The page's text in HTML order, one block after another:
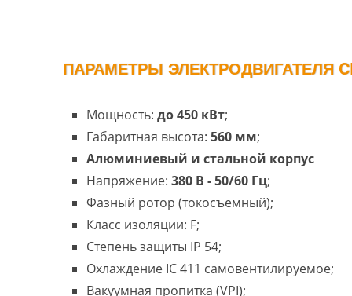
ПАРАМЕТРЫ ЭЛЕКТРОДВИГАТЕЛЯ
Мощность: до 450 кВт;
Габаритная высота: 560 мм;
Алюминиевый и стальной корпус
Напряжение: 380 В - 50/60 Гц;
Фазный ротор (токосъемный);
Класс изоляции: F;
Степень защиты IP 54;
Охлаждение IC 411 самовентилируемое;
Вакуумная пропитка (VPI);